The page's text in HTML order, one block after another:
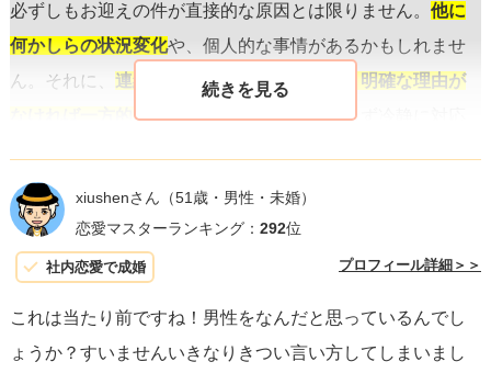
必ずしもお迎えの件が直接的な原因とは限りません。 他に
何かしらの状況変化や、個人的な事情があるかもしれませ
ん。それに、 連絡が取れないという事実は、明確な理由が
なければ一方的な推測にすぎないため、焦らず冷静に対応
次のステップとしては、少し時間を置いて
題や軽い気持ちでのメッセージを送ってみることが一つの
引くような内容でリアクションを促すことがポイントで
す。 あまり重たい話題や直接的な質問は避ける ことが肝要
xiushenさん （51歳・男性・未婚）
恋愛マスターランキング： 292位
社内恋愛で成婚 プロフィール詳細＞＞
これは当たり前ですね！男性をなんだと思っているんでし
ょうか？すいませんいきなりきつい言い方してしまいまし